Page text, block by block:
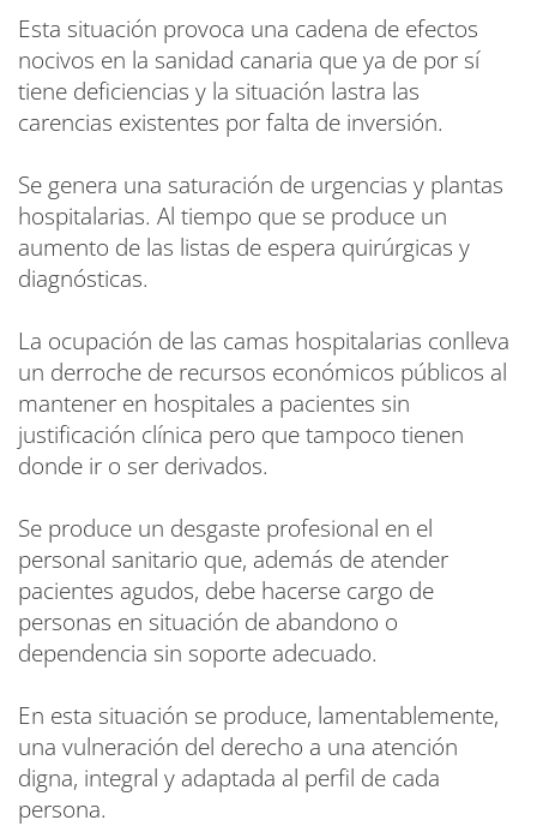
Esta situación provoca una cadena de efectos
nocivos en la sanidad canaria que ya de por sí
tiene deficiencias y la situación lastra las
carencias existentes por falta de inversión.
Se genera una saturación de urgencias y plantas
hospitalarias. Al tiempo que se produce un
aumento de las listas de espera quirúrgicas y
diagnósticas.
La ocupación de las camas hospitalarias conlleva
un derroche de recursos económicos públicos al
mantener en hospitales a pacientes sin
justificación clínica pero que tampoco tienen
donde ir o ser derivados.
Se produce un desgaste profesional en el
personal sanitario que, además de atender
pacientes agudos, debe hacerse cargo de
personas en situación de abandono o
dependencia sin soporte adecuado.
En esta situación se produce, lamentablemente,
una vulneración del derecho a una atención
digna, integral y adaptada al perfil de cada
persona.